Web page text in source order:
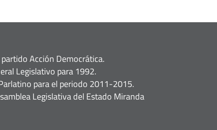
Acción Democrática.
Legislativo para 1992.
para el periodo 2011-2015.
Legislativa del Estado Miranda